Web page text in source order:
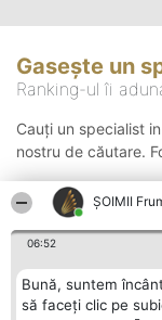
ȘOIMII
06:52
Bună, suntem
să faceți clic pe
Gasește un
Ranking-ul îi
Cauți un specialist
nostru de căutare.